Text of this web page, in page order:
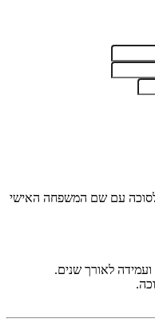
לסוכה עם שם המשפחה האישי
לאורך שנים.